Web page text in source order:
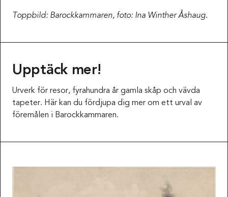
Toppbild: Barockkammaren, foto: Ina Winther Åshaug.
Upptäck mer!
Urverk för resor, fyrahundra år gamla skåp och vävda
tapeter. Här kan du fördjupa dig mer om ett urval av
föremålen i Barockkammaren.